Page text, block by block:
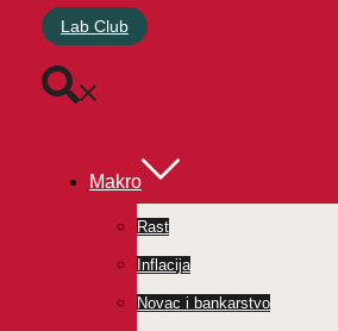
Lab Club
Makro
Rast
Inflacija
Novac i bankarstvo